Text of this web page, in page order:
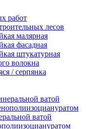
работ
лесов
малярная
фасадная
штукатурная
волокна
/ серпянка
ватой
ватой